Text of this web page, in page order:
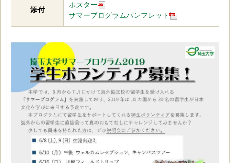
添付
ポスター
サマープログラムパンフレット